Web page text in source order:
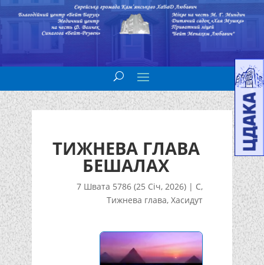
ТИЖНЕВА ГЛАВА
БЕШАЛАХ
7 Швата 5786 (25 Січ, 2026) | С,
Тижнева глава,Хасидут